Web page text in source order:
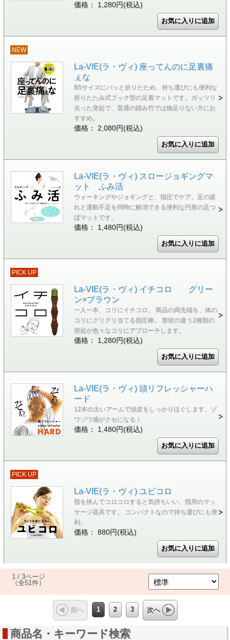
価格： 1,280円(税込)
NEW
La-VIE(ラ・ヴィ) 座ってんのに足裏痛
ぇな
B5サイズにパッと折りたため、持ち運びにも便利な
折りたたみ式ブック型の足裏マットです。ガッツリ
尖った突起で、普通の踏み竹では物足りない方にお
すすめ。
価格： 2,080円(税込)
La-VIE(ラ・ヴィ) スロージョギングマ
ット ふみ活
ウォーキングやジョギングと、指圧でケア。足の疲
れと運動不足を同時に解消できる便利な円形の足つ
ぼマットです。
価格： 1,480円(税込)
PICK UP
La-VIE(ラ・ヴィ) イチコロ グリー
ン×ブラウン
一人一本、コリにイチコロ。 商品の両先端を、体の
コリにグリグリ当てる指圧棒。 形状の違う2種類の
突起が色々なコリにアプローチします。
価格： 1,280円(税込)
La-VIE(ラ・ヴィ) 頭リフレッシャーハ
ード
12本の太いアームで頭皮をしっかりほぐします。ゾ
ワゾワ感がクセになる！
価格： 1,480円(税込)
PICK UP
La-VIE(ラ・ヴィ) ユビコロ
指を挟んでコロコロすると気持ちいい、指用のマッ
サージ器具です。 コンパクトなので持ち運びにも便
利。
価格： 880円(税込)
1 / 3ページ
（全51件）
前へ 1 2 3 次へ
商品名・キーワード検索